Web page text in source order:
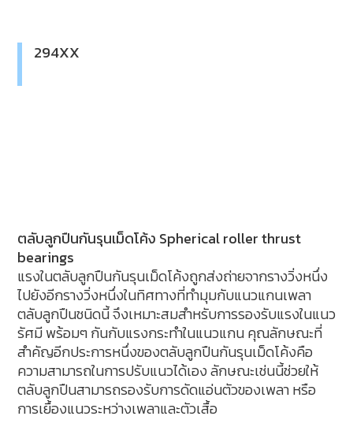
294XX
ตลับลูกปืนกันรุนเม็ดโค้ง Spherical roller thrust
bearings
แรงในตลับลูกปืนกันรุนเม็ดโค้งถูกส่งถ่ายจากรางวิ่งหนึ่ง
ไปยังอีกรางวิ่งหนึ่งในทิศทางที่ทำมุมกับแนวแกนเพลา
ตลับลูกปืนชนิดนี้ จึงเหมาะสมสำหรับการรองรับแรงในแนว
รัศมี พร้อมๆ กันกับแรงกระทำในแนวแกน คุณลักษณะที่
สำคัญอีกประการหนึ่งของตลับลูกปืนกันรุนเม็ดโค้งคือ
ความสามารถในการปรับแนวได้เอง ลักษณะเช่นนี้ช่วยให้
ตลับลูกปืนสามารถรองรับการดัดแอ่นตัวของเพลา หรือ
การเยื้องแนวระหว่างเพลาและตัวเสื้อ